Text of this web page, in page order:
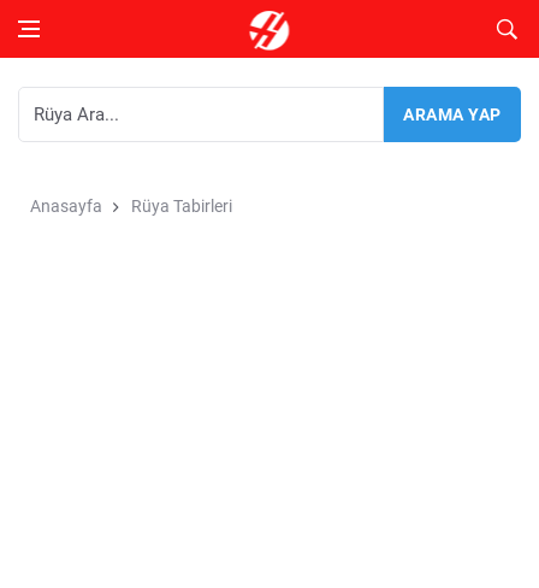
Anasayfa Rüya Tabirleri